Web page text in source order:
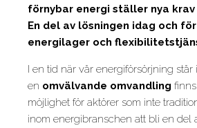
förnybar energi ställer nya
En del av lösningen idag och
energilager och
I en tid när vår energiförsörjning står
en omvälvande omvandling
möjlighet för aktörer som inte
inom energibranschen att bli en del